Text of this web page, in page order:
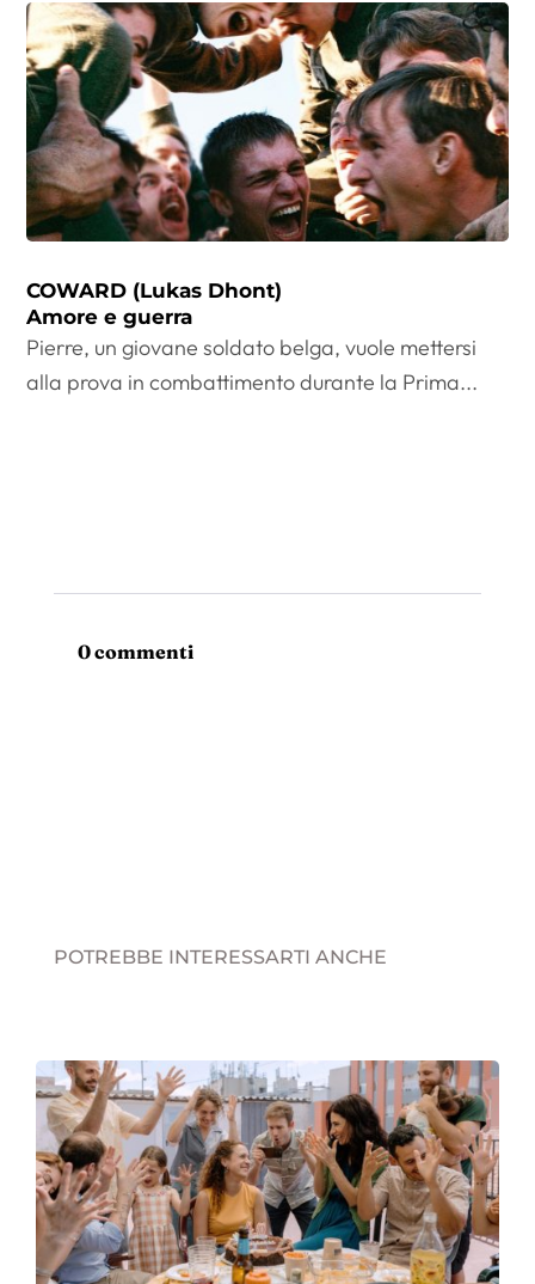
COWARD (Lukas Dhont)
Amore e guerra
Pierre, un giovane soldato belga, vuole mettersi
alla prova in combattimento durante la Prima...
0 commenti
POTREBBE INTERESSARTI ANCHE